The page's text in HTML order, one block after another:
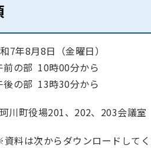
年8月8日（金曜日）
10時00分から
13時30分から
役場201、202、203会議室（
料は次からダウンロードして